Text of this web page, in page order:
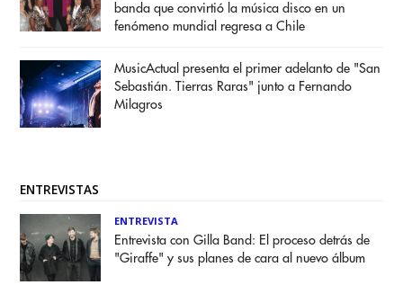
banda que convirtió la música disco en un
fenómeno mundial regresa a Chile
MusicActual presenta el primer adelanto de "San
Sebastián. Tierras Raras" junto a Fernando
Milagros
ENTREVISTAS
ENTREVISTA
Entrevista con Gilla Band: El proceso detrás de
"Giraffe" y sus planes de cara al nuevo álbum